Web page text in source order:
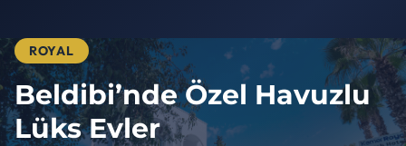
ROYAL
Beldibi’nde Özel Havuzlu
Lüks Evler